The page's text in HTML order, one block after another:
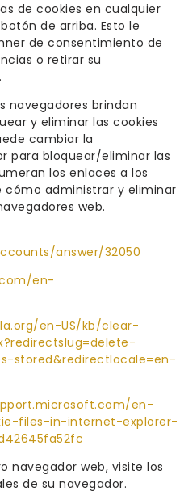
de cookies en cualquier
de arriba. Esto le
de consentimiento de
o retirar su
navegadores brindan
y eliminar las cookies
cambiar la
para bloquear/eliminar las
los enlaces a los
administrar y eliminar
web.
answer/32050
en-
en-US/kb/clear-
stored&redirectlocale=en-
en-
files-in-internet-explorer-
navegador web, visite los
de su navegador.